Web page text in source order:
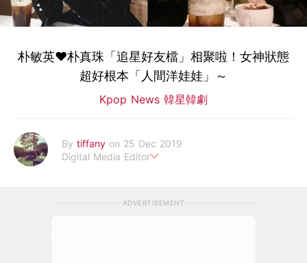
朴敏英♥朴真珠「追星好友檔」相聚啦！女神狀態
超好根本「人間洋娃娃」～
Kpop News 韓星韓劇
By tiffany on 25 Dec 2019
Digital Media Editor
ADVERTISEMENT